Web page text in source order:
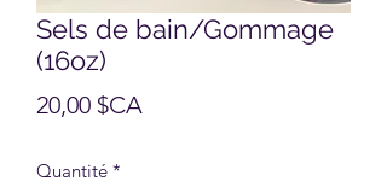
Sels de bain/Gommage
(16oz)
20,00 $CA
Quantité *